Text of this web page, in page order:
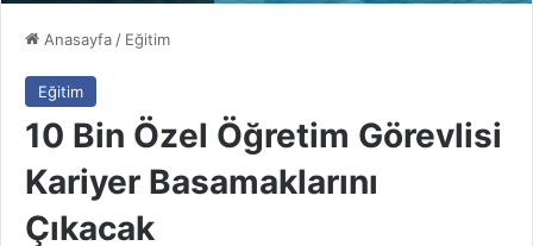
Anasayfa / Eğitim
Eğitim
10 Bin Özel Öğretim Görevlisi
Kariyer Basamaklarını
Çıkacak